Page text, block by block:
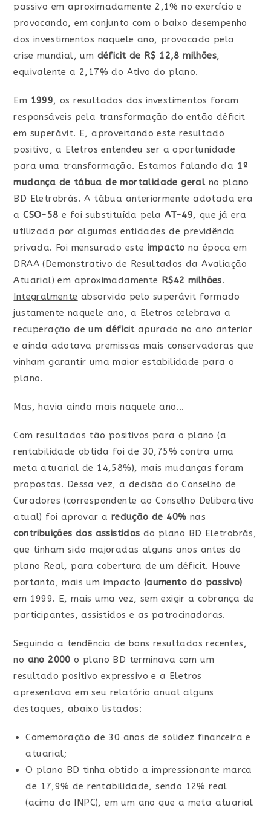
passivo em aproximadamente 2,1% no exercício e
provocando, em conjunto com o baixo desempenho
dos investimentos naquele ano, provocado pela
crise mundial, um déficit de R$ 12,8 milhões,
equivalente a 2,17% do Ativo do plano.
Em 1999, os resultados dos investimentos foram
responsáveis pela transformação do então déficit
em superávit. E, aproveitando este resultado
positivo, a Eletros entendeu ser a oportunidade
para uma transformação. Estamos falando da 1ª
mudança de tábua de mortalidade geralno plano
BD Eletrobrás. A tábua anteriormente adotada era
aCSO-58 e foi substituída pelaAT-49, que já era
utilizada por algumas entidades de previdência
privada. Foi mensurado este impacto na época em
DRAA (Demonstrativo de Resultados da Avaliação
Atuarial) em aproximadamente R$42 milhões.
Integralmente absorvido pelo superávit formado
justamente naquele ano, a Eletros celebrava a
recuperação de um déficitapurado no ano anterior
e ainda adotava premissas mais conservadoras que
vinham garantir uma maior estabilidade para o
plano.
Mas, havia ainda mais naquele ano…
Com resultados tão positivos para o plano (a
rentabilidade obtida foi de 30,75% contra uma
meta atuarial de 14,58%), mais mudanças foram
propostas. Dessa vez, a decisão do Conselho de
Curadores (correspondente ao Conselho Deliberativo
atual) foi aprovar a redução de 40% nas
contribuições dos assistidos do plano BD Eletrobrás,
que tinham sido majoradas alguns anos antes do
plano Real, para cobertura de um déficit. Houve
portanto, mais um impacto (aumento do passivo)
em 1999. E, mais uma vez, sem exigir a cobrança de
participantes, assistidos e as patrocinadoras.
Seguindo a tendência de bons resultados recentes,
no ano 2000 o plano BD terminava com um
resultado positivo expressivo e a Eletros
apresentava em seu relatório anual alguns
destaques, abaixo listados:
Comemoração de 30 anos de solidez financeira e
atuarial;
O plano BD tinha obtido a impressionante marca
de 17,9% de rentabilidade, sendo 12% real
(acima do INPC), em um ano que a meta atuarial